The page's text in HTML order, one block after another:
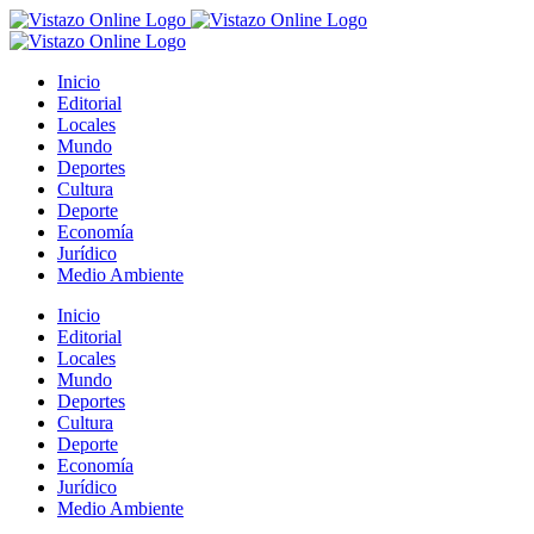
Saltar
al
Inicio
Editorial
Locales
Mundo
Deportes
Cultura
Deporte
Economía
Jurídico
Medio Ambiente
Inicio
Editorial
Locales
Mundo
Deportes
Cultura
Deporte
Economía
Jurídico
Medio Ambiente